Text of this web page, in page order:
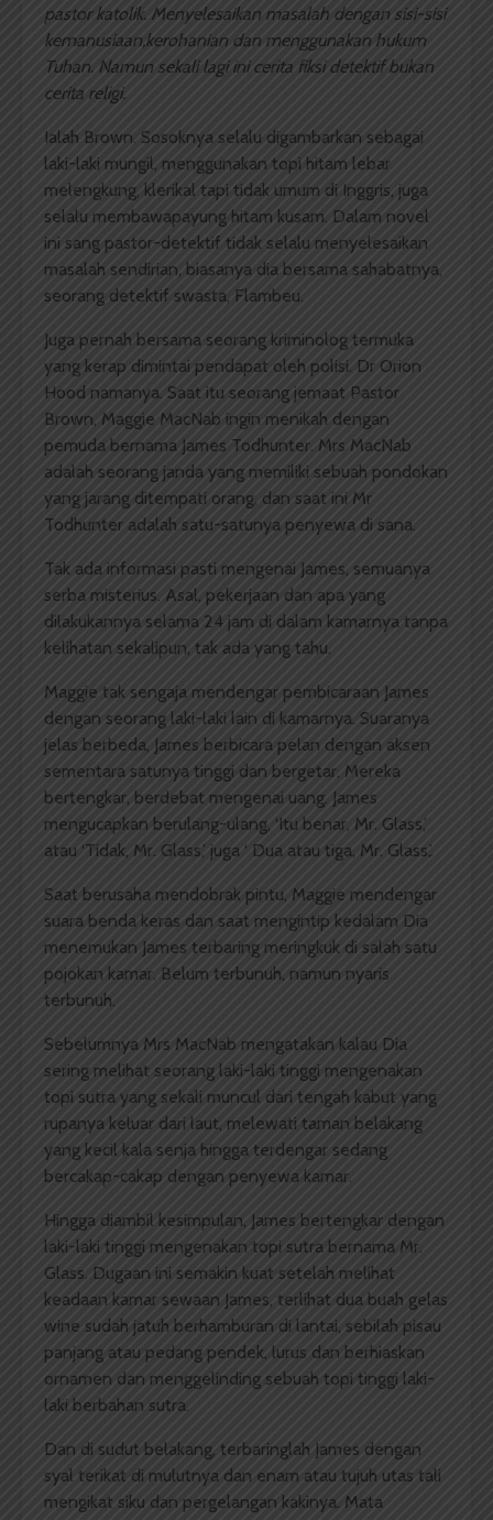
pastor katolik. Menyelesaikan masalah dengan sisi-sisi
kemanusiaan,kerohanian dan menggunakan hukum
Tuhan. Namun sekali lagi ini cerita fiksi detektif bukan
cerita religi.
Ialah Brown. Sosoknya selalu digambarkan sebagai
laki-laki mungil, menggunakan topi hitam lebar
melengkung, klerikal tapi tidak umum di Inggris, juga
selalu membawapayung hitam kusam. Dalam novel
ini sang pastor-detektif tidak selalu menyelesaikan
masalah sendirian, biasanya dia bersama sahabatnya,
seorang detektif swasta, Flambeu.
Juga pernah bersama seorang kriminolog termuka
yang kerap dimintai pendapat oleh polisi. Dr Orion
Hood namanya. Saat itu seorang jemaat Pastor
Brown, Maggie MacNab ingin menikah dengan
pemuda bernama James Todhunter. Mrs MacNab
adalah seorang janda yang memiliki sebuah pondokan
yang jarang ditempati orang, dan saat ini Mr
Todhunter adalah satu-satunya penyewa di sana.
Tak ada informasi pasti mengenai James, semuanya
serba misterius. Asal, pekerjaan dan apa yang
dilakukannya selama 24 jam di dalam kamarnya tanpa
kelihatan sekalipun, tak ada yang tahu.
Maggie tak sengaja mendengar pembicaraan James
dengan seorang laki-laki lain di kamarnya. Suaranya
jelas berbeda, James berbicara pelan dengan aksen
sementara satunya tinggi dan bergetar. Mereka
bertengkar, berdebat mengenai uang. James
mengucapkan berulang-ulang, ‘Itu benar, Mr. Glass,’
atau ‘Tidak, Mr. Glass,’ juga ‘ Dua atau tiga, Mr. Glass,’.
Saat berusaha mendobrak pintu, Maggie mendengar
suara benda keras dan saat mengintip kedalam Dia
menemukan James terbaring meringkuk di salah satu
pojokan kamar. Belum terbunuh, namun nyaris
terbunuh.
Sebelumnya Mrs MacNab mengatakan kalau Dia
sering melihat seorang laki-laki tinggi mengenakan
topi sutra yang sekali muncul dari tengah kabut yang
rupanya keluar dari laut, melewati taman belakang
yang kecil kala senja hingga terdengar sedang
bercakap-cakap dengan penyewa kamar.
Hingga diambil kesimpulan, James bertengkar dengan
laki-laki tinggi mengenakan topi sutra bernama Mr.
Glass. Dugaan ini semakin kuat setelah melihat
keadaan kamar sewaan James, terlihat dua buah gelas
wine sudah jatuh berhamburan di lantai, sebilah pisau
panjang atau pedang pendek, lurus dan berhiaskan
ornamen dan menggelinding sebuah topi tinggi laki-
laki berbahan sutra.
Dan di sudut belakang, terbaringlah James dengan
syal terikat di mulutnya dan enam atau tujuh utas tali
mengikat siku dan pergelangan kakinya. Mata